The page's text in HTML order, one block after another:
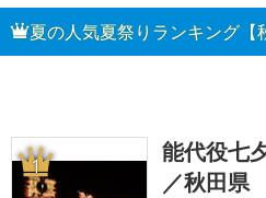
夏の人気夏祭りランキング【
1
能代役七
／秋田県